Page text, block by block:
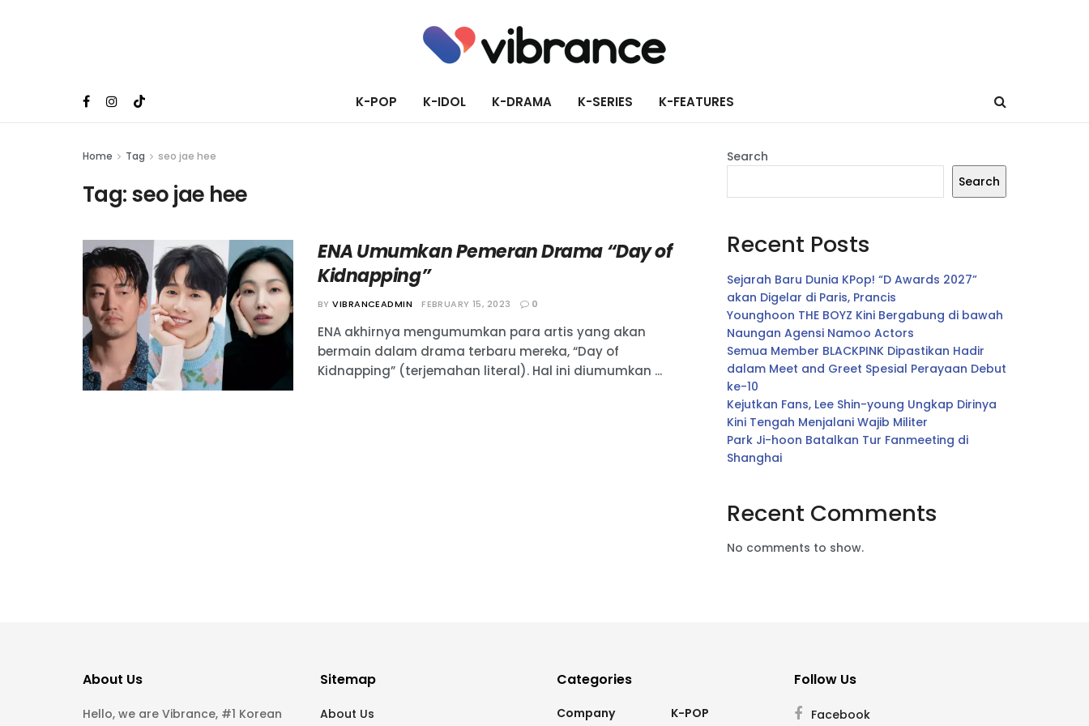
K-POP K-IDOL K-DRAMA K-SERIES K-FEATURES
Home Tag seo jae hee
Tag:seo jae hee
ENA Umumkan Pemeran Drama “Day of
Kidnapping”
BY VIBRANCEADMIN FEBRUARY 15, 2023 0
ENA akhirnya mengumumkan para artis yang akan
bermain dalam drama terbaru mereka, “Day of
Kidnapping” (terjemahan literal). Hal ini diumumkan ...
Search
Search
Recent Posts
Sejarah Baru Dunia KPop! “D Awards 2027”
akan Digelar di Paris, Prancis
Younghoon THE BOYZ Kini Bergabung di bawah
Naungan Agensi Namoo Actors
Semua Member BLACKPINK Dipastikan Hadir
dalam Meet and Greet Spesial Perayaan Debut
ke-10
Kejutkan Fans, Lee Shin-young Ungkap Dirinya
Kini Tengah Menjalani Wajib Militer
Park Ji-hoon Batalkan Tur Fanmeeting di
Shanghai
Recent Comments
No comments to show.
About Us
Hello, we are Vibrance, #1 Korean
Sitemap
About Us
Categories
Company K-POP
Follow Us
Facebook